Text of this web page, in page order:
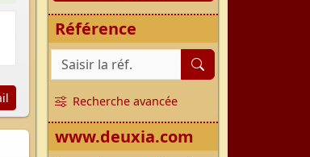
Référence
Référence du bien
Recherche avancée
www.deuxia.com